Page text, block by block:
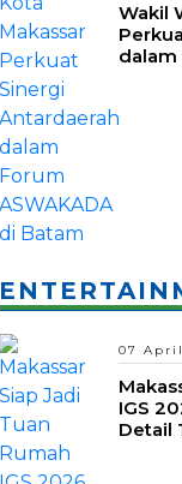
Wakil
dalam
07
IGS
Detail